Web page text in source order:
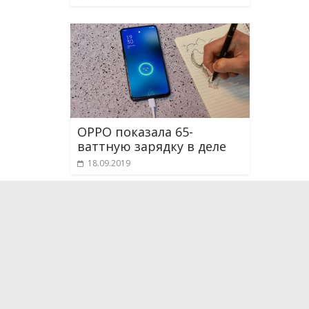
OPPO показала 65-
ваттную зарядку в деле
18.09.2019